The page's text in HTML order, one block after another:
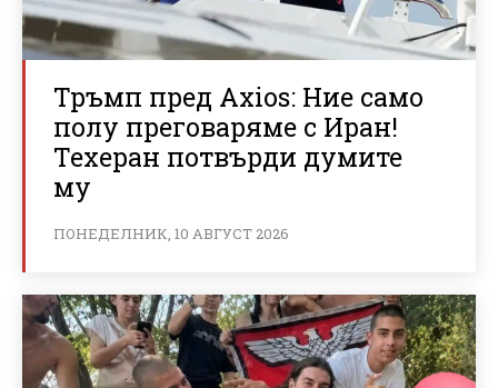
Тръмп пред Axios: Ние само
полу преговаряме с Иран!
Техеран потвърди думите
му
ПОНЕДЕЛНИК, 10 АВГУСТ 2026